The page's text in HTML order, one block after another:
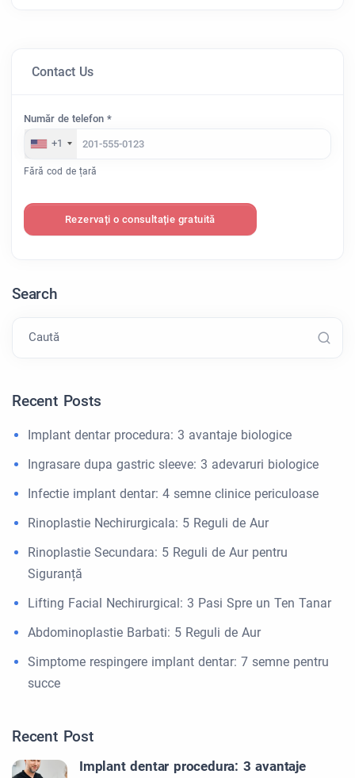
Contact Us
Număr de telefon *
+1
Fără cod de țară
Rezervați o consultație gratuită
Search
Caută
Recent Posts
Implant dentar procedura: 3 avantaje biologice
Ingrasare dupa gastric sleeve: 3 adevaruri biologice
Infectie implant dentar: 4 semne clinice periculoase
Rinoplastie Nechirurgicala: 5 Reguli de Aur
Rinoplastie Secundara: 5 Reguli de Aur pentru
Siguranță
Lifting Facial Nechirurgical: 3 Pasi Spre un Ten Tanar
Abdominoplastie Barbati: 5 Reguli de Aur
Simptome respingere implant dentar: 7 semne pentru
succe
Recent Post
Implant dentar procedura: 3 avantaje